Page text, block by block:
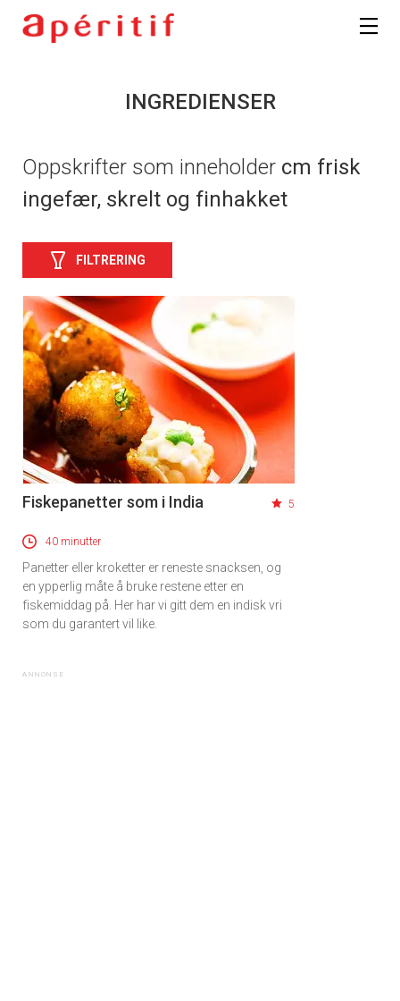
INGREDIENSER
Oppskrifter som inneholder cm frisk
ingefær, skrelt og finhakket
FILTRERING
Fiskepanetter som i India 5
40 minutter
Panetter eller kroketter er reneste snacksen, og
en ypperlig måte å bruke restene etter en
fiskemiddag på. Her har vi gitt dem en indisk vri
som du garantert vil like.